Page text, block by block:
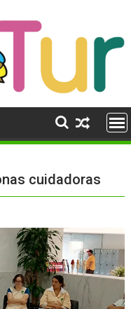
cuidadoras